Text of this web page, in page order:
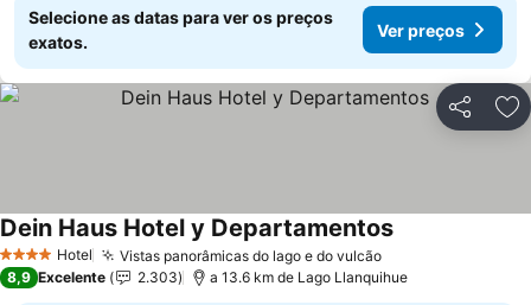
Selecione as datas para ver os preços
exatos.
Ver preços
Partilhar
4 EstrelasHotel Vistas panorâmicas do lago e do vulcão
Dein Haus Hotel y Departamentos
8,9 Excelente 2.303 a 13.6 km de Lago Llanquihue